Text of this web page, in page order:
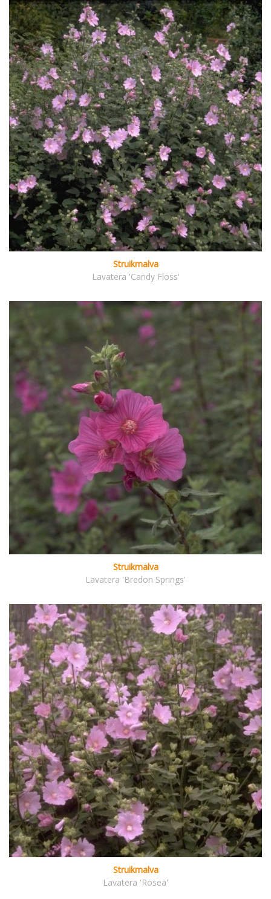
Struikmalva
Lavatera 'Candy Floss'
Struikmalva
Lavatera 'Bredon Springs'
Struikmalva
Lavatera 'Rosea'